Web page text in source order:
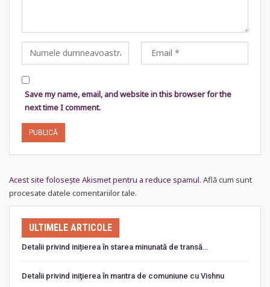
Save my name, email, and website in this browser for the
next time I comment.
Acest site folosește Akismet pentru a reduce spamul. Află cum sunt
procesate datele comentariilor tale.
ULTIMELE ARTICOLE
Detalii privind inițierea în starea minunată de transă…
Detalii privind iniţierea în mantra de comuniune cu Vishnu